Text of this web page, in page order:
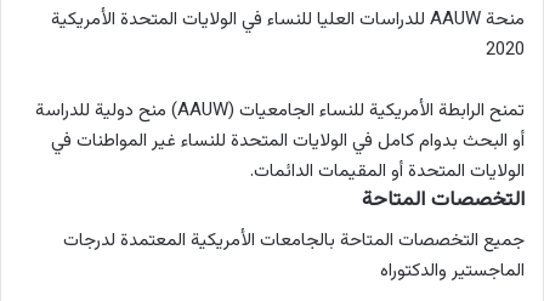
منحة AAUW للدراسات العليا للنساء في الولايات المتحدة الأمريكية
2020
تمنح الرابطة الأمريكية للنساء الجامعيات (AAUW) منح دولية للدراسة
أو البحث بدوام كامل في الولايات المتحدة للنساء غير المواطنات في
الولايات المتحدة أو المقيمات الدائمات.
التخصصات المتاحة
جميع التخصصات المتاحة بالجامعات الأمريكية المعتمدة لدرجات
الماجستير والدكتوراه